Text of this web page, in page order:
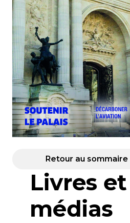
Retour au
Livres et
médias